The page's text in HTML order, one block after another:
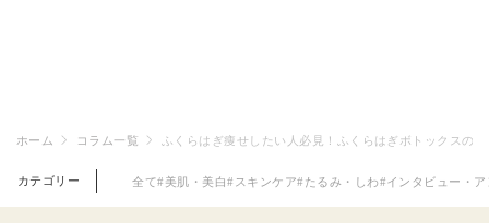
ホーム コラム一覧 ふくらはぎ痩せしたい人必見！ふくらはぎボトックスの
カテゴリー 全て#美肌・美白#スキンケア#たるみ・しわ#インタビュー・